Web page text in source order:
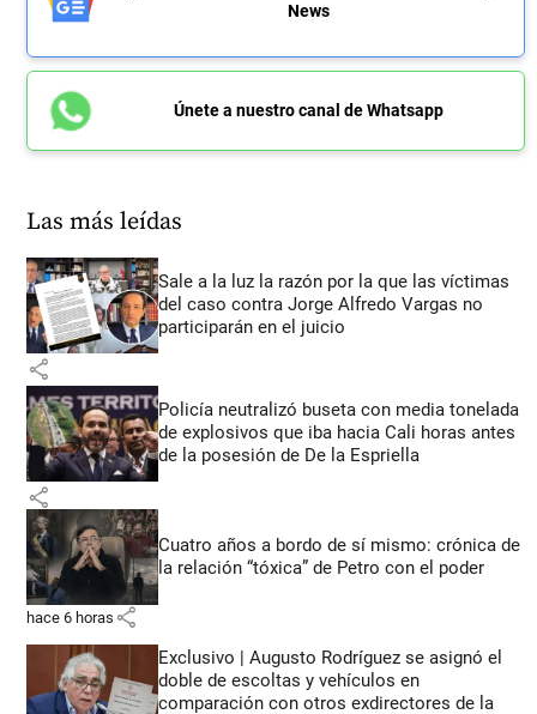
News
Únete a nuestro canal de Whatsapp
Las más leídas
Sale a la luz la razón por la que las víctimas
del caso contra Jorge Alfredo Vargas no
participarán en el juicio
share
Policía neutralizó buseta con media tonelada
de explosivos que iba hacia Cali horas antes
de la posesión de De la Espriella
share
Cuatro años a bordo de sí mismo: crónica de
la relación “tóxica” de Petro con el poder
hace 6 horas share
Exclusivo | Augusto Rodríguez se asignó el
doble de escoltas y vehículos en
comparación con otros exdirectores de la